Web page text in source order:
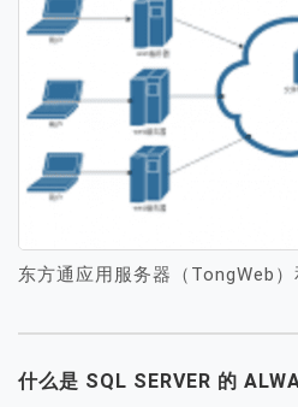
东方通应用服务器（TongWeb
什么是 SQL SERVER 的